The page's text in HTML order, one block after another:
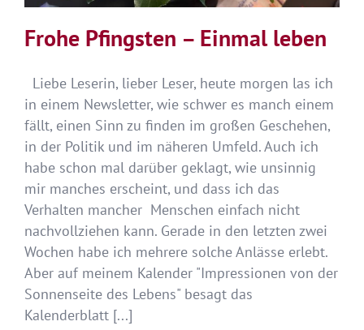
Frohe Pfingsten – Einmal leben
Liebe Leserin, lieber Leser, heute morgen las ich
in einem Newsletter, wie schwer es manch einem
fällt, einen Sinn zu finden im großen Geschehen,
in der Politik und im näheren Umfeld. Auch ich
habe schon mal darüber geklagt, wie unsinnig
mir manches erscheint, und dass ich das
Verhalten mancher Menschen einfach nicht
nachvollziehen kann. Gerade in den letzten zwei
Wochen habe ich mehrere solche Anlässe erlebt.
Aber auf meinem Kalender "Impressionen von der
Sonnenseite des Lebens" besagt das
Kalenderblatt [...]